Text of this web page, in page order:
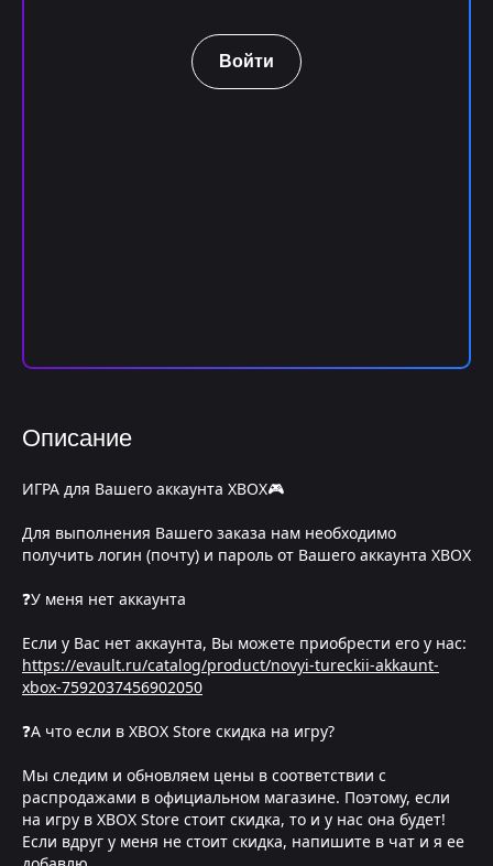
Войти
Описание
ИГРА для Вашего аккаунта XBOX🎮
Для выполнения Вашего заказа нам необходимо
получить логин (почту) и пароль от Вашего аккаунта XBOX
❓У меня нет аккаунта
Если у Вас нет аккаунта, Вы можете приобрести его у нас:
https://evault.ru/catalog/product/novyi-tureckii-akkaunt-
xbox-7592037456902050
❓А что если в XBOX Store скидка на игру?
Мы следим и обновляем цены в соответствии с
распродажами в официальном магазине. Поэтому, если
на игру в XBOX Store стоит скидка, то и у нас она будет!
Если вдруг у меня не стоит скидка, напишите в чат и я ее